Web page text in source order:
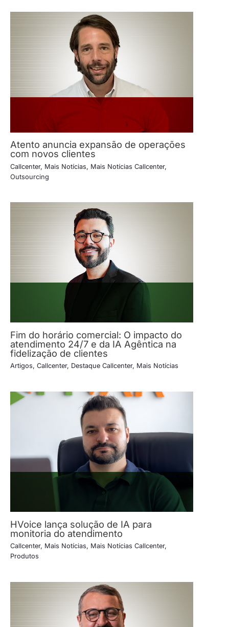
Atento anuncia expansão de operações
com novos clientes
Callcenter, Mais Notícias, Mais Notícias Callcenter,
Outsourcing
Fim do horário comercial: O impacto do
atendimento 24/7 e da IA Agêntica na
fidelização de clientes
Artigos, Callcenter, Destaque Callcenter, Mais Notícias
HVoice lança solução de IA para
monitoria do atendimento
Callcenter, Mais Notícias, Mais Notícias Callcenter,
Produtos